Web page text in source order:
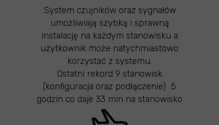
System czujników oraz sygnałów
umożliwiają szybką i sprawną
instalację na każdym stanowisku a
użytkownik może natychmiastowo
korzystać z systemu.
Ostatni rekord 9 stanowisk
(konfiguracja oraz podłączenie) 5
godzin co daje 33 min na stanowisko